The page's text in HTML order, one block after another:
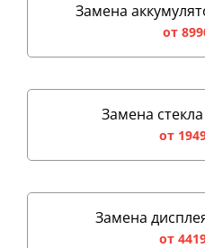
Замена
от
Замена
от
Замена
от